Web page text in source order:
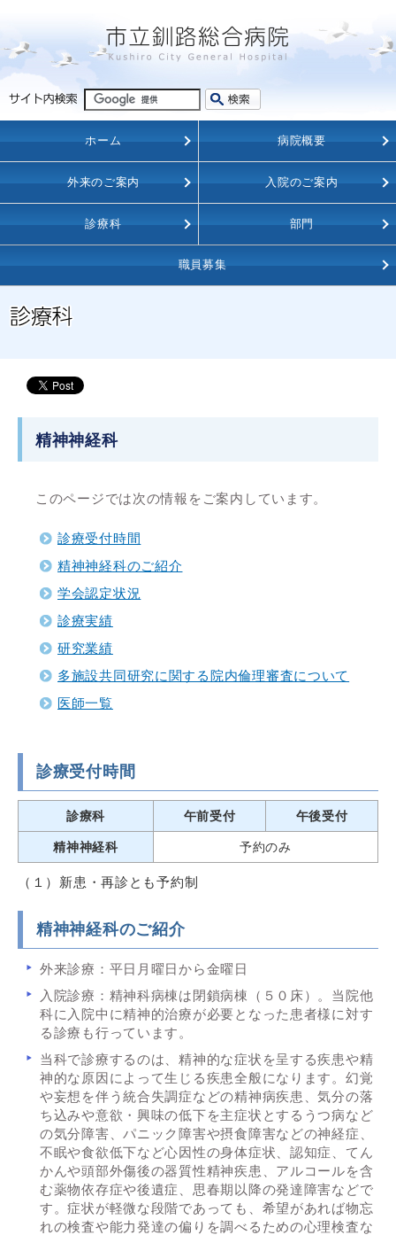
ホーム 病院概要
外来のご案内 入院のご案内
診療科 部門
職員募集
精神神経科
このページでは次の情報をご案内しています。
診療受付時間
精神神経科のご紹介
学会認定状況
診療実績
研究業績
多施設共同研究に関する院内倫理審査について
医師一覧
診療受付時間
診療科 午前受付 午後受付
精神神経科 予約のみ
（１）新患・再診とも予約制
精神神経科のご紹介
外来診療：平日月曜日から金曜日
入院診療：精神科病棟は閉鎖病棟（５０床）。当院他
科に入院中に精神的治療が必要となった患者様に対す
る診療も行っています。
当科で診療するのは、精神的な症状を呈する疾患や精
神的な原因によって生じる疾患全般になります。幻覚
や妄想を伴う統合失調症などの精神病疾患、気分の落
ち込みや意欲・興味の低下を主症状とするうつ病など
の気分障害、パニック障害や摂食障害などの神経症、
不眠や食欲低下など心因性の身体症状、認知症、てん
かんや頭部外傷後の器質性精神疾患、アルコールを含
む薬物依存症や後遺症、思春期以降の発達障害などで
す。症状が軽微な段階であっても、希望があれば物忘
れの検査や能力発達の偏りを調べるための心理検査な